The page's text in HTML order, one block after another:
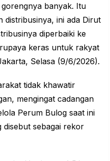
banyak. Itu
distribusinya, ini ada Dirut
diperbaiki ke
keras untuk rakyat
Selasa (9/6/2026).
tidak khawatir
mengingat cadangan
Perum Bulog saat ini
disebut sebagai rekor